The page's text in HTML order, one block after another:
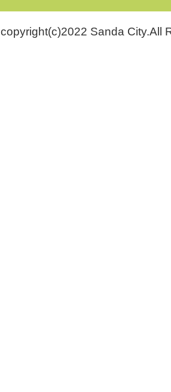
copyright(c)2022 Sanda City.All